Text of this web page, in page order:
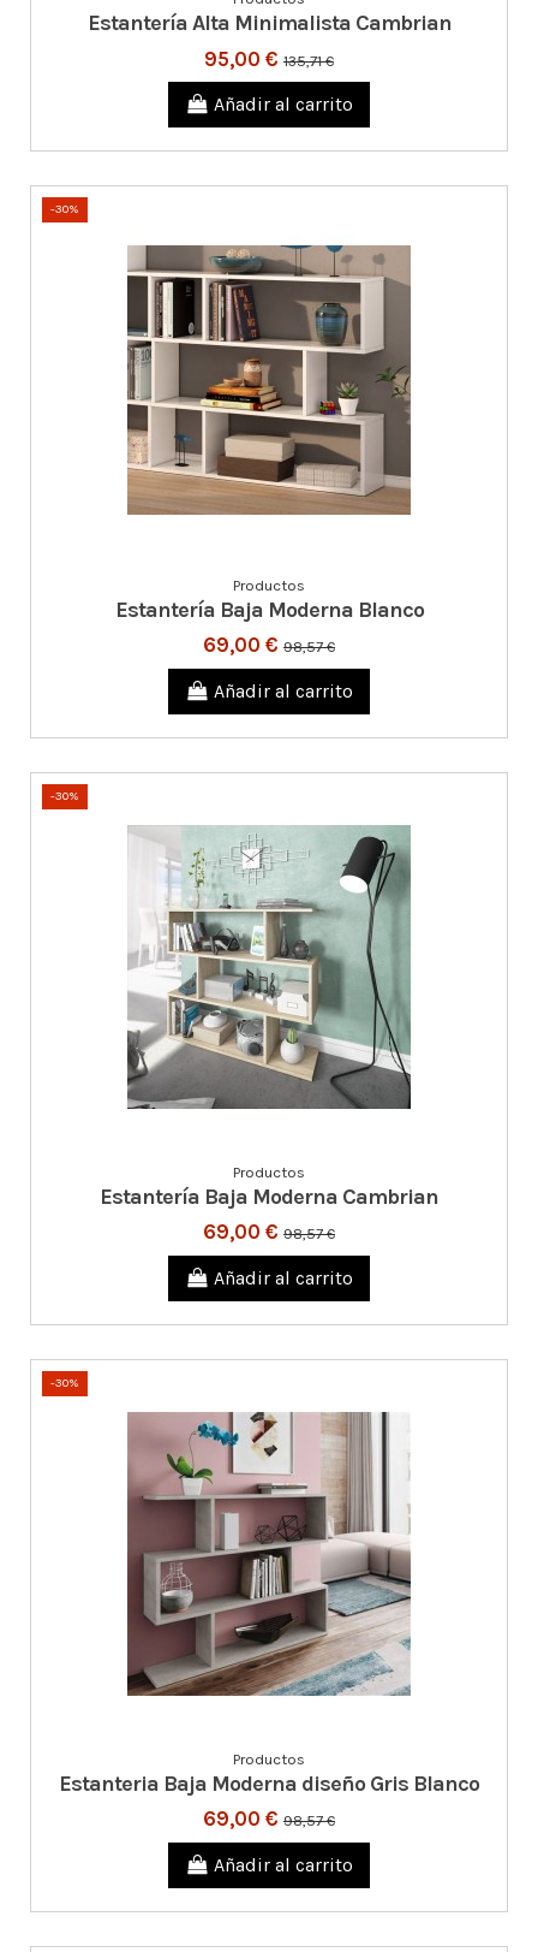
Estantería Alta Minimalista Cambrian
95,00 € 135,71 €
Añadir al carrito
-30%
Productos
Estantería Baja Moderna Blanco
69,00 € 98,57 €
Añadir al carrito
-30%
Productos
Estantería Baja Moderna Cambrian
69,00 € 98,57 €
Añadir al carrito
-30%
Productos
Estanteria Baja Moderna diseño Gris Blanco
69,00 € 98,57 €
Añadir al carrito